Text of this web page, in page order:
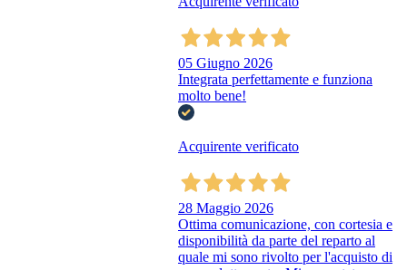
05 Giugno 2026
Integrata perfettamente e funziona
molto bene!
Acquirente verificato
28 Maggio 2026
Ottima comunicazione, con cortesia e
disponibilità da parte del reparto al
quale mi sono rivolto per l'acquisto di